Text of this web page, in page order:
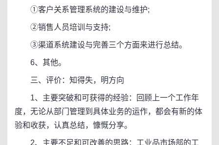
①客户关系管理系统的建设与维护;
②销售人员培训与支持;
③渠道系统建设与完善三个方面来进行总结。
6、其他。
三、评价：知得失，明方向
1、主要突破和可获得的经验：回顾上一个工作年
度，无论从部门管理到具体业务的运作，都会有新的体
验和收获，认真总结，慷慨分享。
2、主要不足和可改善的思路：工业品市场部的工